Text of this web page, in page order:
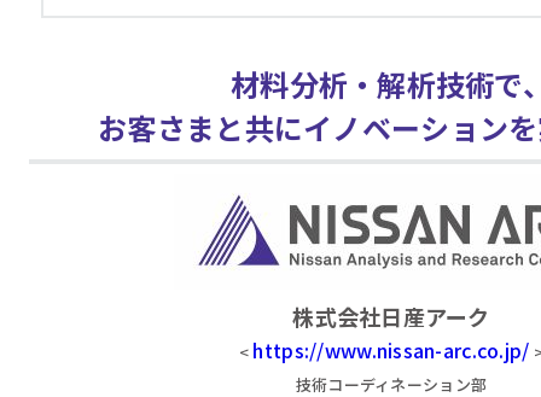
材料分析・解析技術で
お客さまと共にイノベーション
株式会社日産アーク
< https://www.nissan-arc.co.jp/
技術コーディネーション部